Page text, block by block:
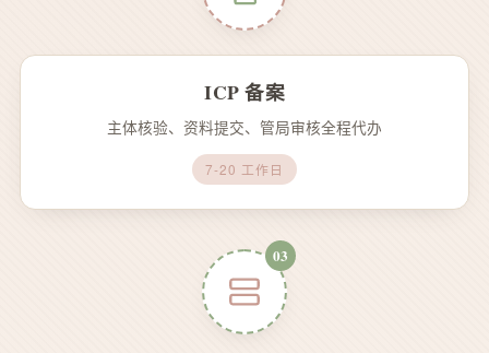
ICP 备案
主体核验、资料提交、管局审核全程代办
7-20 工作日
03